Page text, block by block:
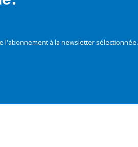
l'abonnement à la newsletter sélectionnée.